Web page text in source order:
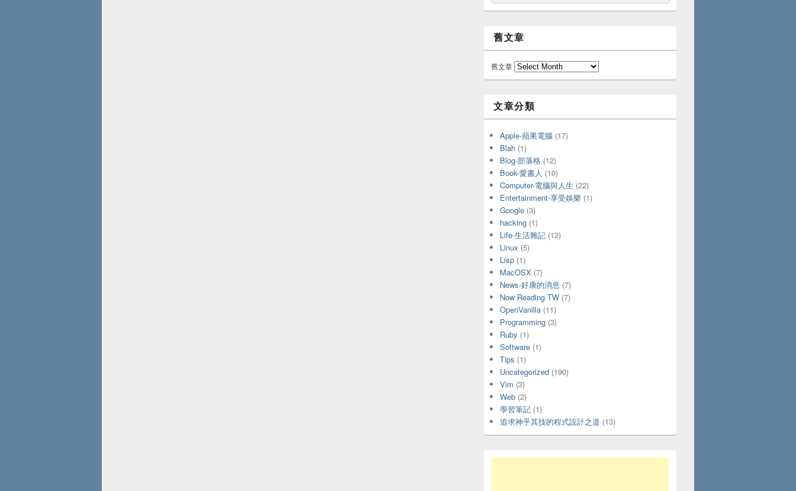
舊文章
舊文章
文章分類
Apple-蘋果電腦 (17)
Blah (1)
Blog-部落格 (12)
Book-愛書人 (10)
Computer-電腦與人生 (22)
Entertainment-享受娛樂 (1)
Google (3)
hacking (1)
Life-生活雜記 (12)
Linux (5)
Lisp (1)
MacOSX (7)
News-好康的消息 (7)
Now Reading TW (7)
OpenVanilla (11)
Programming (3)
Ruby (1)
Software (1)
Tips (1)
Uncategorized (190)
Vim (3)
Web (2)
學習筆記 (1)
追求神乎其技的程式設計之道 (13)